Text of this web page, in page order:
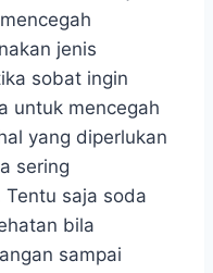
jenis
sobat ingin
untuk mencegah
yang diperlukan
sering
saja soda
bila
sampai